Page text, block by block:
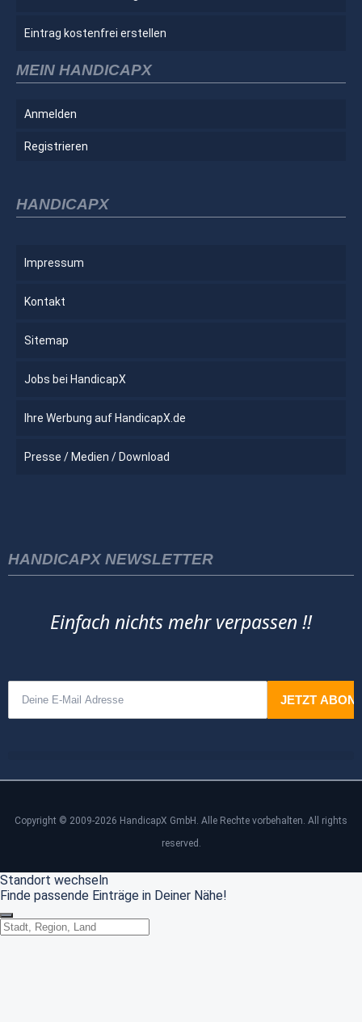
Eintrag kostenfrei erstellen
MEIN HANDICAPX
Anmelden
Registrieren
HANDICAPX
Impressum
Kontakt
Sitemap
Jobs bei HandicapX
Ihre Werbung auf HandicapX.de
Presse / Medien / Download
HANDICAPX NEWSLETTER
Einfach nichts mehr verpassen !!
Copyright © 2009-2026 HandicapX GmbH. Alle Rechte vorbehalten. All rights
reserved.
Standort wechseln
Finde passende Einträge in Deiner Nähe!
Standort wechseln